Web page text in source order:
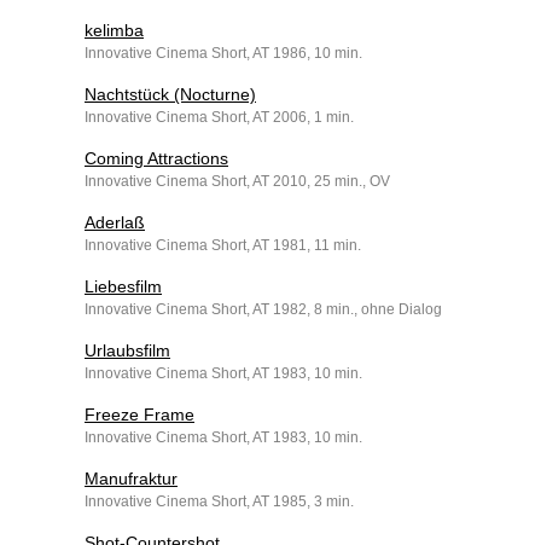
kelimba
Innovative Cinema Short, AT 1986, 10 min.
Nachtstück (Nocturne)
Innovative Cinema Short, AT 2006, 1 min.
Coming Attractions
Innovative Cinema Short, AT 2010, 25 min., OV
Aderlaß
Innovative Cinema Short, AT 1981, 11 min.
Liebesfilm
Innovative Cinema Short, AT 1982, 8 min., ohne Dialog
Urlaubsfilm
Innovative Cinema Short, AT 1983, 10 min.
Freeze Frame
Innovative Cinema Short, AT 1983, 10 min.
Manufraktur
Innovative Cinema Short, AT 1985, 3 min.